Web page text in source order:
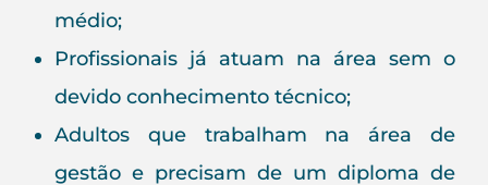
médio;
Profissionais já atuam na área sem o
devido conhecimento técnico;
Adultos que trabalham na área de
gestão e precisam de um diploma de